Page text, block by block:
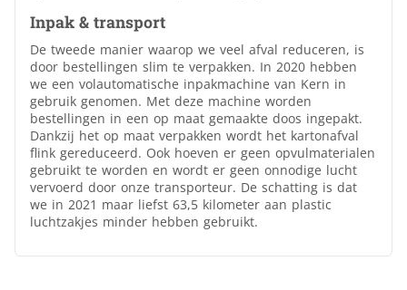
Inpak & transport
De tweede manier waarop we veel afval reduceren, is
door bestellingen slim te verpakken. In 2020 hebben
we een volautomatische inpakmachine van Kern in
gebruik genomen. Met deze machine worden
bestellingen in een op maat gemaakte doos ingepakt.
Dankzij het op maat verpakken wordt het kartonafval
flink gereduceerd. Ook hoeven er geen opvulmaterialen
gebruikt te worden en wordt er geen onnodige lucht
vervoerd door onze transporteur. De schatting is dat
we in 2021 maar liefst 63,5 kilometer aan plastic
luchtzakjes minder hebben gebruikt.